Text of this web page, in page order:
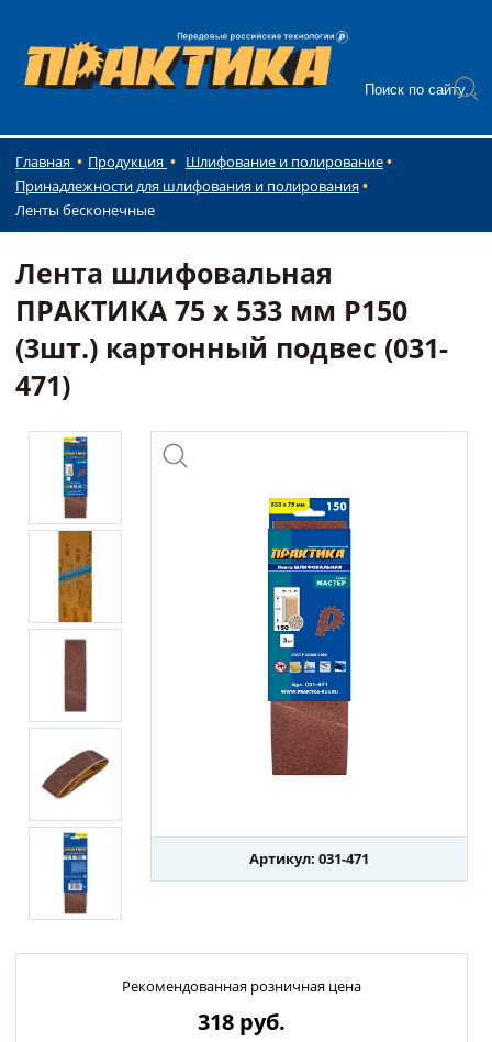
Главная Продукция
Шлифование и полирование
Принадлежности для шлифования и полирования
Ленты бесконечные
Лента шлифовальная
ПРАКТИКА 75 х 533 мм P150
(3шт.) картонный подвес (031-
471)
Артикул: 031-471
Рекомендованная розничная цена
318 руб.